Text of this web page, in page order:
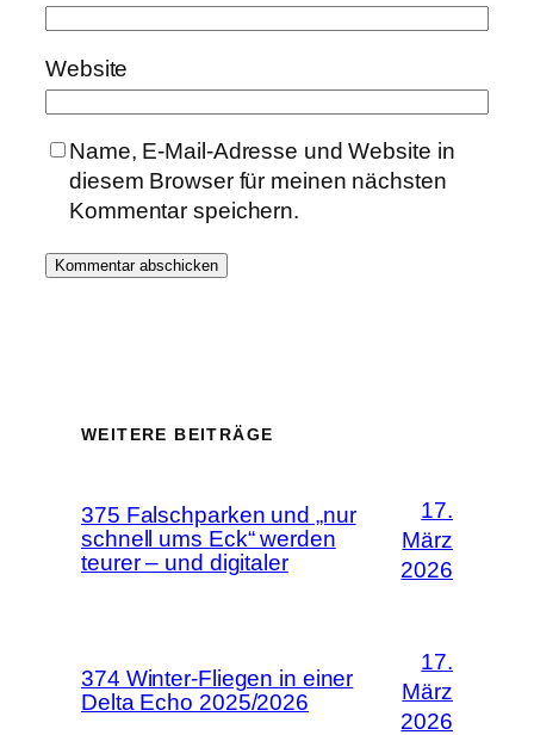
Website
Name, E-Mail-Adresse und Website in
diesem Browser für meinen nächsten
Kommentar speichern.
WEITERE BEITRÄGE
375 Falschparken und „nur
schnell ums Eck“ werden
teurer – und digitaler
17.
März
2026
374 Winter-Fliegen in einer
Delta Echo 2025/2026
17.
März
2026